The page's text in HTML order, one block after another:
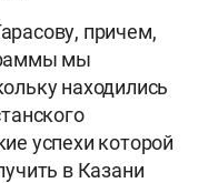
причем,
мы
находились
успехи которой
в Казани